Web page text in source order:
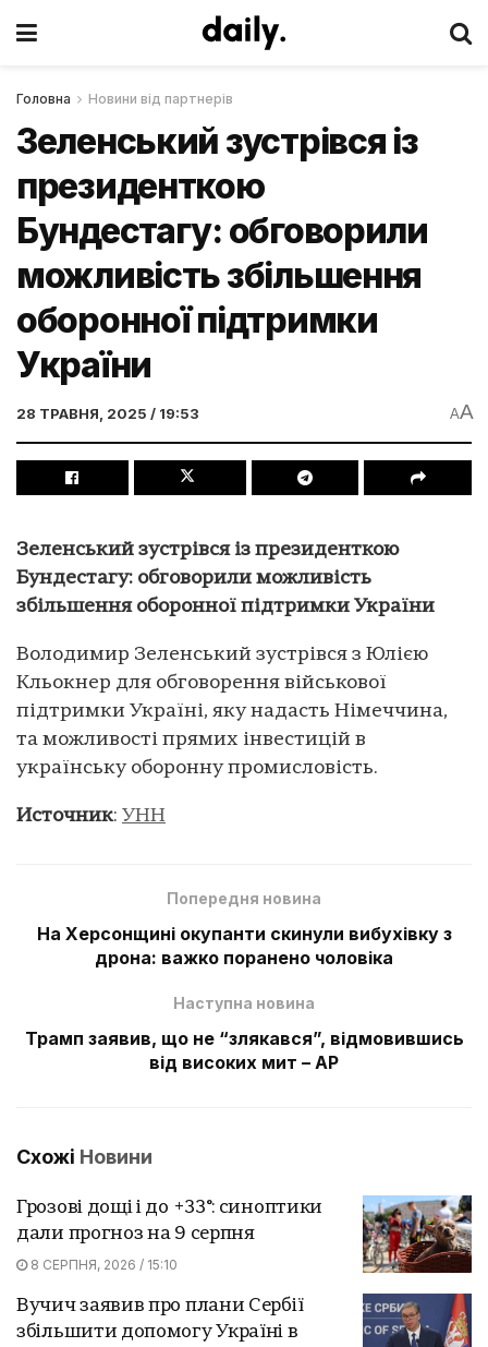
Головна Новини від партнерів
Зеленський зустрівся із
президенткою
Бундестагу: обговорили
можливість збільшення
оборонної підтримки
України
28 ТРАВНЯ, 2025 / 19:53 AA
Зеленський зустрівся із президенткою
Бундестагу: обговорили можливість
збільшення оборонної підтримки України
Володимир Зеленський зустрівся з Юлією
Кльокнер для обговорення військової
підтримки Україні, яку надасть Німеччина,
та можливості прямих інвестицій в
українську оборонну промисловість.
Источник: УНН
Попередня новина
На Херсонщині окупанти скинули вибухівку з
дрона: важко поранено чоловіка
Наступна новина
Трамп заявив, що не “злякався”, відмовившись
від високих мит – AP
Схожі Новини
Грозові дощі і до +33°: синоптики
дали прогноз на 9 серпня
8 СЕРПНЯ, 2026 / 15:10
Вучич заявив про плани Сербії
збільшити допомогу Україні в